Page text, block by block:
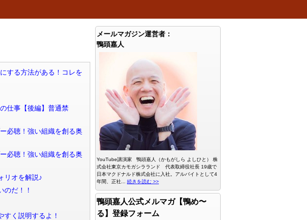
する方法がある！コレを
仕事【後編】普通禁
必聴！強い組織を創る奥
必聴！強い組織を創る奥
リオを解説♪
だ！！
く説明するよ！
メールマガジン運営者：
鴨頭嘉人
YouTube講演家 鴨頭嘉人（かもがしら よしひと） 株
式会社東京カモガシラランド 代表取締役社長 19歳で
日本マクドナルド株式会社に入社。アルバイトとして4
年間、正社... 続きを読む >>
鴨頭嘉人公式メルマガ【鴨め〜
る】登録フォーム